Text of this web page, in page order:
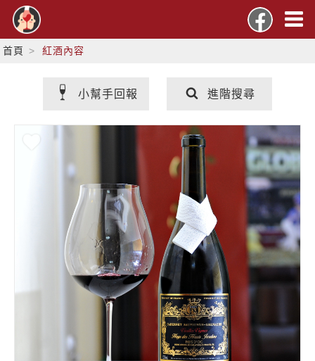
首頁 紅酒內容
小幫手回報 進階搜尋